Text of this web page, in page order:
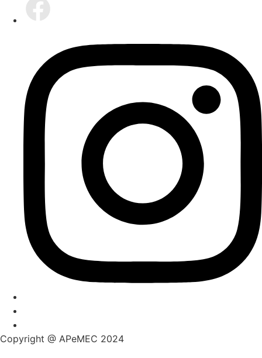
Copyright @ APeMEC 2024